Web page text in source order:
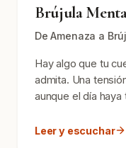
Brújula
De Amenaza a
Hay algo que tu
admita. Una
aunque el día
Leer y escuchar